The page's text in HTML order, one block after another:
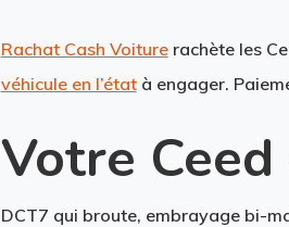
Rachat Cash Voiturerachète les
véhicule en l’étatà engager.
Votre
DCT7 qui broute, embrayage bi-